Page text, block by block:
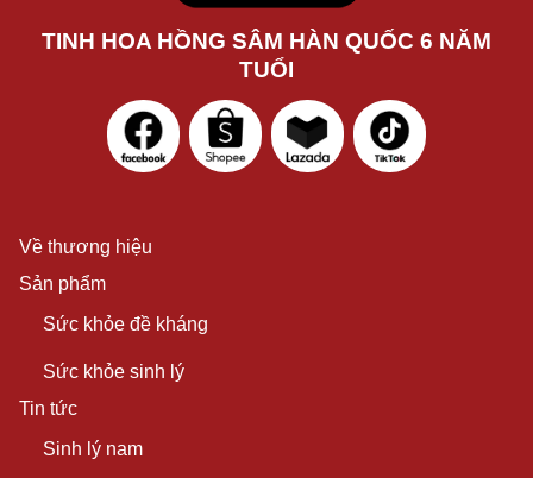
TINH HOA HỒNG SÂM HÀN QUỐC 6 NĂM
TUỔI
Về thương hiệu
Sản phẩm
Sức khỏe đề kháng
Sức khỏe sinh lý
Tin tức
Sinh lý nam